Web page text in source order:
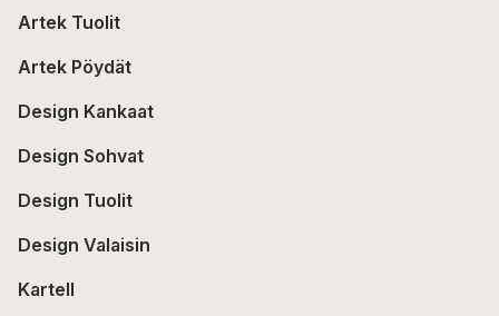
Artek Tuolit
Artek Pöydät
Design Kankaat
Design Sohvat
Design Tuolit
Design Valaisin
Kartell